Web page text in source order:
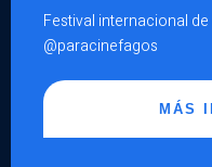
Festival internacional
@paracinefagos
MÁS